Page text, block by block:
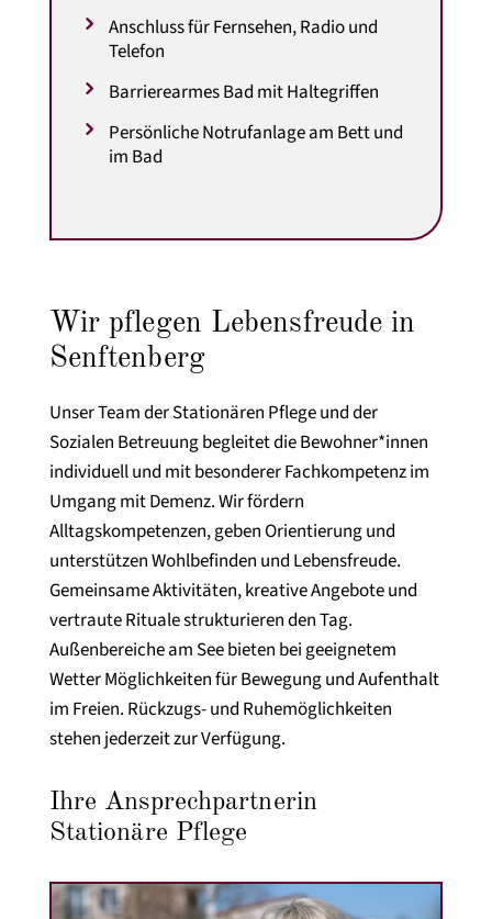
Anschluss für Fernsehen, Radio und
Telefon
Barrierearmes Bad mit Haltegriffen
Persönliche Notrufanlage am Bett und
im Bad
Wir pflegen Lebensfreude in
Senftenberg
Unser Team der Stationären Pflege und der
Sozialen Betreuung begleitet die Bewohner*innen
individuell und mit besonderer Fachkompetenz im
Umgang mit Demenz. Wir fördern
Alltagskompetenzen, geben Orientierung und
unterstützen Wohlbefinden und Lebensfreude.
Gemeinsame Aktivitäten, kreative Angebote und
vertraute Rituale strukturieren den Tag.
Außenbereiche am See bieten bei geeignetem
Wetter Möglichkeiten für Bewegung und Aufenthalt
im Freien. Rückzugs- und Ruhemöglichkeiten
stehen jederzeit zur Verfügung.
Ihre Ansprechpartnerin
Stationäre Pflege